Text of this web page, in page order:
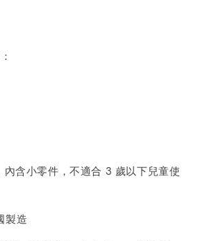
含小零件，不適合 3 歲以下兒童使
製造